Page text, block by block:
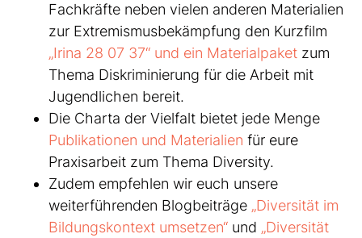
Fachkräfte neben vielen anderen Materialien
zur Extremismusbekämpfung den Kurzfilm
„Irina 28 07 37“ und ein Materialpaket zum
Thema Diskriminierung für die Arbeit mit
Jugendlichen bereit.
Die Charta der Vielfalt bietet jede Menge
Publikationen und Materialien für eure
Praxisarbeit zum Thema Diversity.
Zudem empfehlen wir euch unsere
weiterführenden Blogbeiträge „Diversität im
Bildungskontext umsetzen“ und „Diversität